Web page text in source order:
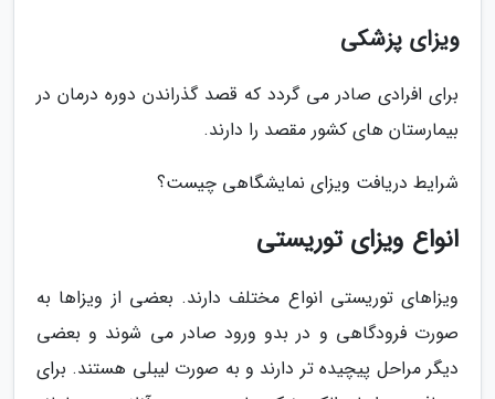
ویزای پزشکی
برای افرادی صادر می گردد که قصد گذراندن دوره درمان در
بیمارستان های کشور مقصد را دارند.
شرایط دریافت ویزای نمایشگاهی چیست؟
انواع ویزای توریستی
ویزاهای توریستی انواع مختلف دارند. بعضی از ویزاها به
صورت فرودگاهی و در بدو ورود صادر می شوند و بعضی
دیگر مراحل پیچیده تر دارند و به صورت لیبلی هستند. برای